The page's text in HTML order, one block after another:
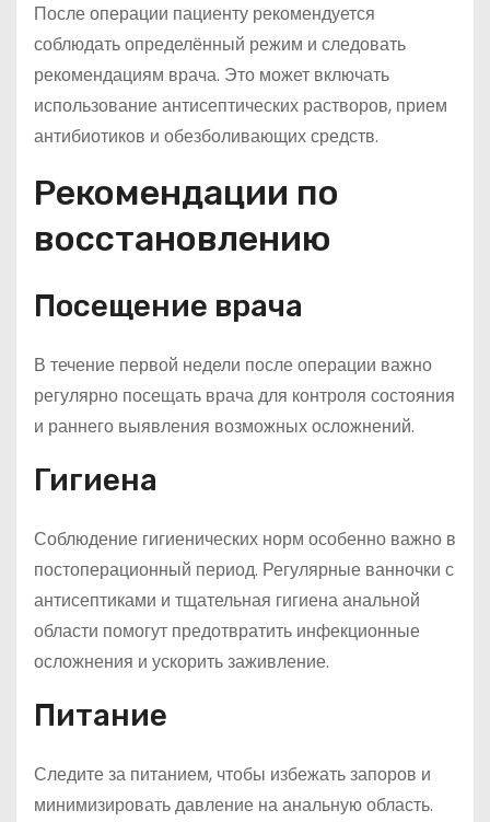
После операции пациенту рекомендуется
соблюдать определённый режим и следовать
рекомендациям врача. Это может включать
использование антисептических растворов, прием
антибиотиков и обезболивающих средств.
Рекомендации по
восстановлению
Посещение врача
В течение первой недели после операции важно
регулярно посещать врача для контроля состояния
и раннего выявления возможных осложнений.
Гигиена
Соблюдение гигиенических норм особенно важно в
постоперационный период. Регулярные ванночки с
антисептиками и тщательная гигиена анальной
области помогут предотвратить инфекционные
осложнения и ускорить заживление.
Питание
Следите за питанием, чтобы избежать запоров и
минимизировать давление на анальную область.